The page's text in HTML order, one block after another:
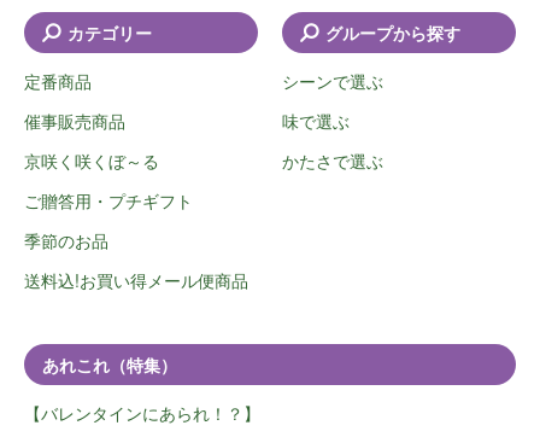
カテゴリー
定番商品
催事販売商品
京咲く咲くぼ～る
ご贈答用・プチギフト
季節のお品
送料込!お買い得メール便商品
グループから探す
シーンで選ぶ
味で選ぶ
かたさで選ぶ
あれこれ（特集）
【バレンタインにあられ！？】